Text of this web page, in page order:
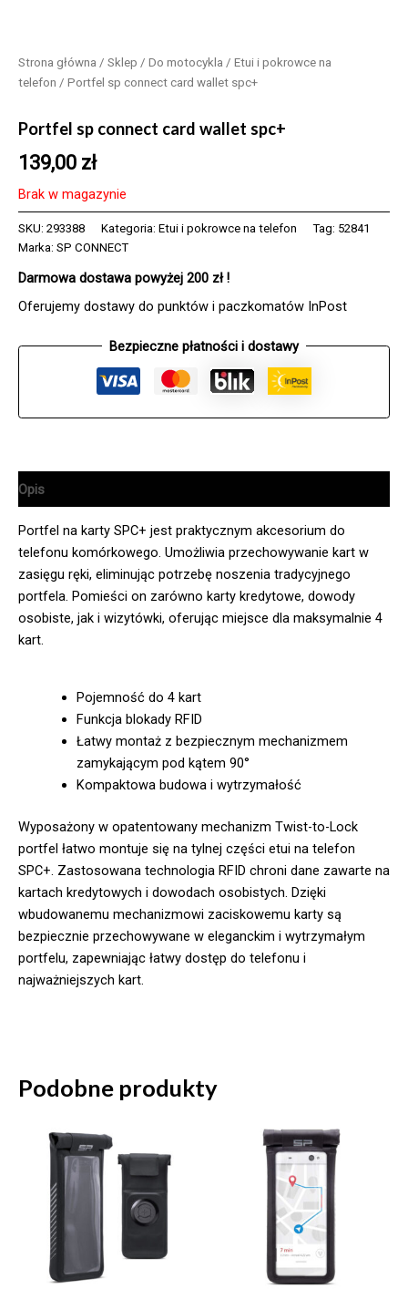
Strona główna / Sklep / Do motocykla / Etui i pokrowce na
telefon / Portfel sp connect card wallet spc+
Portfel sp connect card wallet spc+
139,00 zł
Brak w magazynie
SKU: 293388 Kategoria: Etui i pokrowce na telefon Tag: 52841
Marka: SP CONNECT
Darmowa dostawa powyżej 200 zł !
Oferujemy dostawy do punktów i paczkomatów InPost
Bezpieczne płatności i dostawy
Opis
Portfel na karty SPC+ jest praktycznym akcesorium do
telefonu komórkowego. Umożliwia przechowywanie kart w
zasięgu ręki, eliminując potrzebę noszenia tradycyjnego
portfela. Pomieści on zarówno karty kredytowe, dowody
osobiste, jak i wizytówki, oferując miejsce dla maksymalnie 4
kart.
Pojemność do 4 kart
Funkcja blokady RFID
Łatwy montaż z bezpiecznym mechanizmem
zamykającym pod kątem 90°
Kompaktowa budowa i wytrzymałość
Wyposażony w opatentowany mechanizm Twist-to-Lock
portfel łatwo montuje się na tylnej części etui na telefon
SPC+. Zastosowana technologia RFID chroni dane zawarte na
kartach kredytowych i dowodach osobistych. Dzięki
wbudowanemu mechanizmowi zaciskowemu karty są
bezpiecznie przechowywane w eleganckim i wytrzymałym
portfelu, zapewniając łatwy dostęp do telefonu i
najważniejszych kart.
Podobne produkty